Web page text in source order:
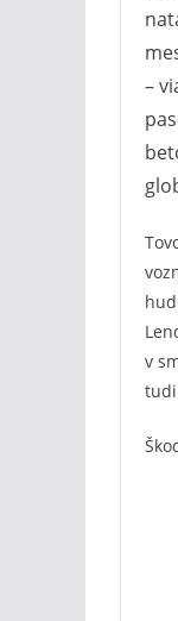
–
v
tudi